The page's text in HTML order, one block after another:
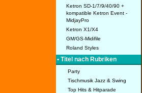
Ketron SD-1/7/9/40/90 +
kompatible Ketron Event -
MidjayPro
Ketron X1/X4
GM/GS-Midifile
Roland Styles
• Titel nach Rubriken
Party
Tischmusik Jazz & Swing
Top Hits & Hitparade